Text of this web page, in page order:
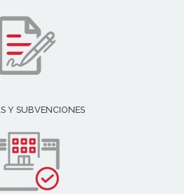
Y SUBVENCIONES